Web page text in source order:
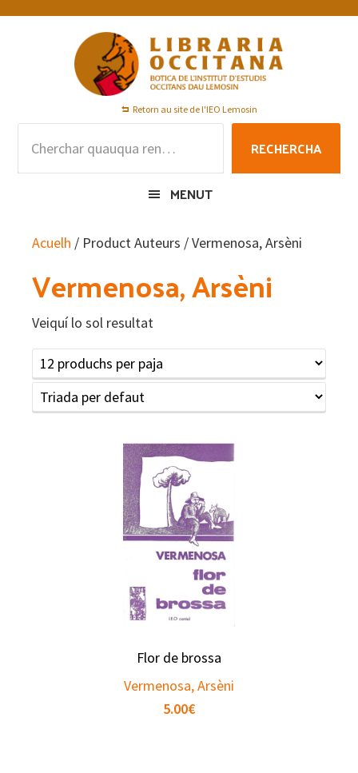
Skip
Skip
Skip
Retorn au site de l'IEO Lemosin
RECHERCHA
MENUT
Acuelh / Product Auteurs / Vermenosa, Arsèni
Vermenosa, Arsèni
Veiquí lo sol resultat
Flor de brossa
Vermenosa, Arsèni
5.00€